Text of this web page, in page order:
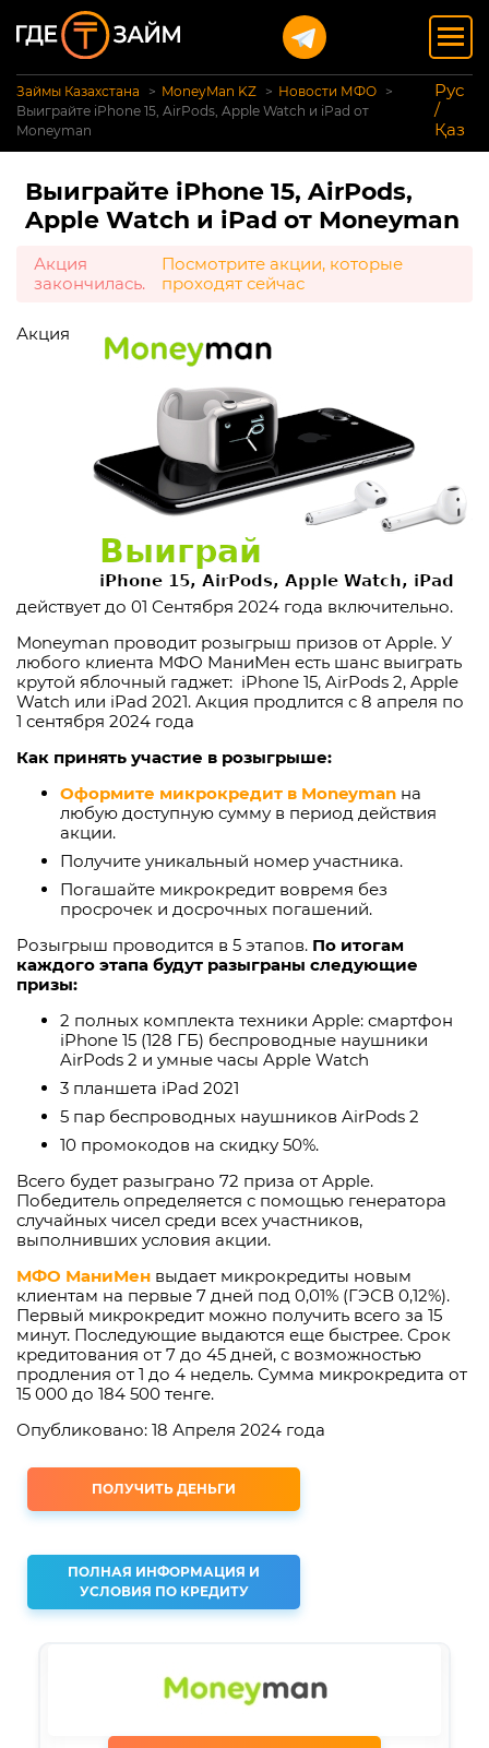
Займы Казахстана MoneyMan KZ
Новости МФО
Выиграйте iPhone 15, AirPods, Apple Watch и iPad от
Moneyman
Рус
/
Қаз
Выиграйте iPhone 15, AirPods,
Apple Watch и iPad от Moneyman
Акция
закончилась.
Посмотрите акции, которые
проходят сейчас
Акция
действует до 01 Сентября 2024 года включительно.
Moneyman проводит розыгрыш призов от Apple. У
любого клиента МФО МаниМен есть шанс выиграть
крутой яблочный гаджет: iPhone 15, AirPods 2, Apple
Watch или iPad 2021. Акция продлится с 8 апреля по
1 сентября 2024 года
Как принять участие в розыгрыше:
Оформите микрокредит в Moneyman на
любую доступную сумму в период действия
акции.
Получите уникальный номер участника.
Погашайте микрокредит вовремя без
просрочек и досрочных погашений.
Розыгрыш проводится в 5 этапов. По итогам
каждого этапа будут разыграны следующие
призы:
2 полных комплекта техники Apple: смартфон
iPhone 15 (128 ГБ) беспроводные наушники
AirPods 2 и умные часы Apple Watch
3 планшета iPad 2021
5 пар беспроводных наушников AirPods 2
10 промокодов на скидку 50%.
Всего будет разыграно 72 приза от Apple.
Победитель определяется с помощью генератора
случайных чисел среди всех участников,
выполнивших условия акции.
МФО МаниМен выдает микрокредиты новым
клиентам на первые 7 дней под 0,01% (ГЭСВ 0,12%).
Первый микрокредит можно получить всего за 15
минут. Последующие выдаются еще быстрее. Срок
кредитования от 7 до 45 дней, с возможностью
продления от 1 до 4 недель. Сумма микрокредита от
15 000 до 184 500 тенге.
Опубликовано: 18 Апреля 2024 года
ПОЛУЧИТЬ ДЕНЬГИ
ПОЛНАЯ ИНФОРМАЦИЯ И
УСЛОВИЯ ПО КРЕДИТУ